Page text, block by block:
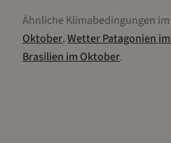
Ähnliche Klimabedingungen im
Oktober,WetterPatagonien im
Brasilien imOktober.